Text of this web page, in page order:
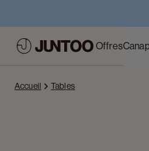
Offres
Accueil Tables